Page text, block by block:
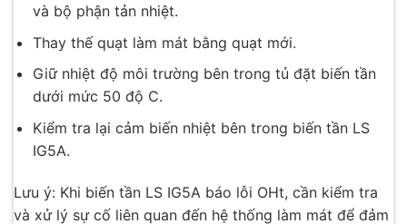
và bộ phận tản nhiệt.
Thay thế quạt làm mát bằng quạt mới.
Giữ nhiệt độ môi trường bên trong tủ đặt biến tần
dưới mức 50 độ C.
Kiểm tra lại cảm biến nhiệt bên trong biến tần LS
IG5A.
Lưu ý: Khi biến tần LS IG5A báo lỗi OHt, cần kiểm tra
và xử lý sự cố liên quan đến hệ thống làm mát để đảm